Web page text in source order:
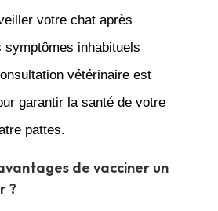
votre chat après
symptômes inhabituels
vétérinaire est
garantir la santé de votre
pattes.
de vacciner un
?